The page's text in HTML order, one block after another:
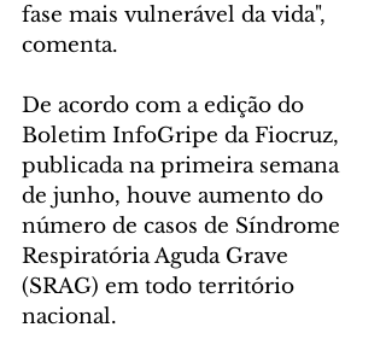
fase mais vulnerável da vida",
comenta.
De acordo com a edição do
Boletim InfoGripe da Fiocruz,
publicada na primeira semana
de junho, houve aumento do
número de casos de Síndrome
Respiratória Aguda Grave
(SRAG) em todo território
nacional.